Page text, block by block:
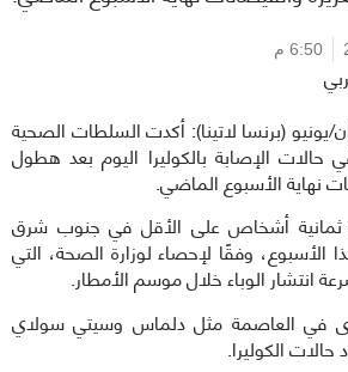
6:50 م
برنس، 09 حزيران/يونيو (برنسا لاتينا): أكدت السلطات الصحية
حالات الإصابة بالكوليرا اليوم بعد هطول
نهاية الأسبوع الماضي.
ثمانية أشخاص على الأقل في جنوب شرق
الأسبوع، وفقًا لإحصاء لوزارة الصحة، التي
انتشار الوباء خلال موسم الأمطار.
في العاصمة مثل دلماس وسيتي سولاي
الكوليرا.